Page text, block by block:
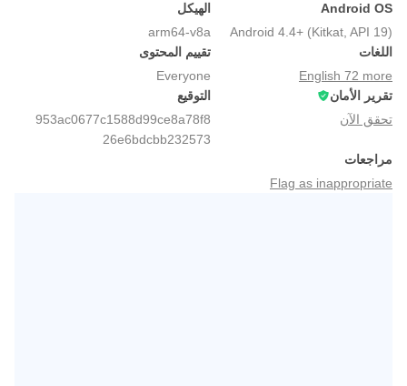
Android OS
Android 4.4+ (Kitkat, API 19)
الهيكل
arm64-v8a
اللغات
English 72 more
تقييم المحتوى
Everyone
تقرير الأمان
تحقق الآن
التوقيع
953ac0677c1588d99ce8a78f8
26e6bdcbb232573
مراجعات
Flag as inappropriate